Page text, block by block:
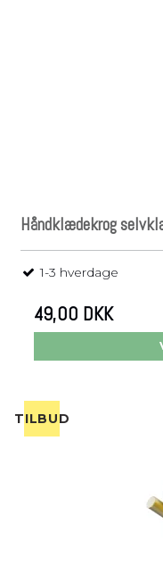
Håndklædekrog
1-3 hverdage
49,00 DKK
TILBUD